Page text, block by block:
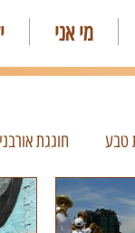
מי אני
טבע חוגגת